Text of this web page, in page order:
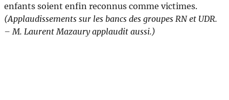
enfants soient enfin reconnus comme victimes.
(Applaudissements sur les bancs des groupes RN et UDR.
– M. Laurent Mazaury applaudit aussi.)